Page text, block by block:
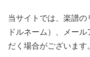
当サイトでは、楽譜
ドルネーム）、メー
だく場合がございます